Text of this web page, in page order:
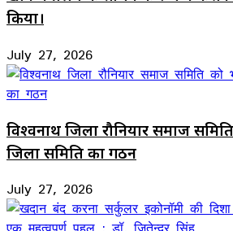
किया।
July 27, 2026
विश्वनाथ जिला रौनियार समाज
जिला समिति का गठन
July 27, 2026